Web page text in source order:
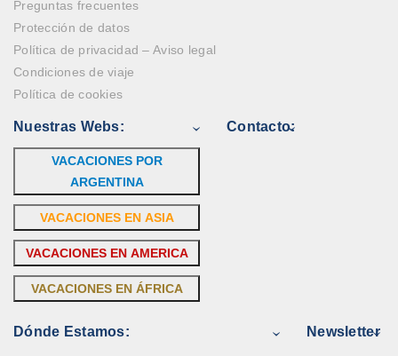
Preguntas frecuentes
Protección de datos
Política de privacidad – Aviso legal
Condiciones de viaje
Política de cookies
Nuestras Webs:
VACACIONES POR
ARGENTINA
VACACIONES EN ASIA
VACACIONES EN AMERICA
VACACIONES EN ÁFRICA
Contacto:
Dónde Estamos: Newsletter